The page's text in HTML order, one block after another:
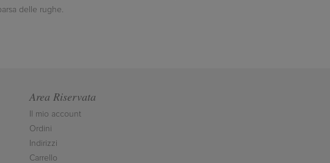
delle rughe.
Area Riservata
Il mio account
Ordini
Indirizzi
Carrello